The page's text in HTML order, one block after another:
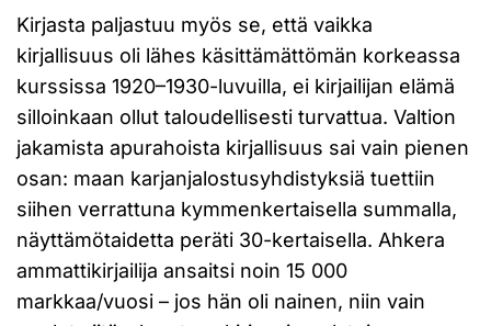
Kirjasta paljastuu myös se, että vaikka
kirjallisuus oli lähes käsittämättömän korkeassa
kurssissa 1920–1930-luvuilla, ei kirjailijan elämä
silloinkaan ollut taloudellisesti turvattua. Valtion
jakamista apurahoista kirjallisuus sai vain pienen
osan: maan karjanjalostusyhdistyksiä tuettiin
siihen verrattuna kymmenkertaisella summalla,
näyttämötaidetta peräti 30-kertaisella. Ahkera
ammattikirjailija ansaitsi noin 15 000
markkaa/vuosi – jos hän oli nainen, niin vain